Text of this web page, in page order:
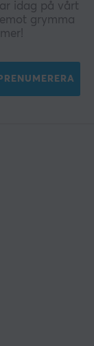
idag på vårt
grymma
PRENUMERERA